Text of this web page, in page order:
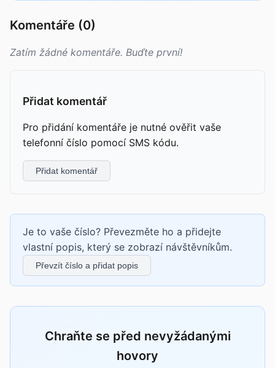
Komentáře (0)
Zatím žádné komentáře. Buďte první!
Přidat komentář
Pro přidání komentáře je nutné ověřit vaše
telefonní číslo pomocí SMS kódu.
Přidat komentář
Je to vaše číslo? Převezměte ho a přidejte
vlastní popis, který se zobrazí návštěvníkům.
Převzít číslo a přidat popis
Chraňte se před nevyžádanými
hovory